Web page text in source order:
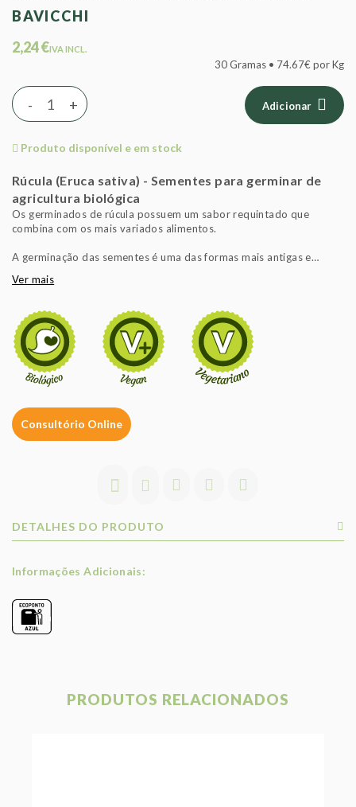
BAVICCHI
2,24 €IVA INCL.
30 Gramas • 74.67€ por Kg
+
- Adicionar
Produto disponível e em stock
Rúcula (Eruca sativa) - Sementes para germinar de
agricultura biológica
Os germinados de rúcula possuem um sabor requintado que
combina com os mais variados alimentos.
A germinação das sementes é uma das formas mais antigas e
recupera o contacto com a Natureza, que atualmente parece estar
saudáveis, pois durante o processo de germinação o valor
nutricional e de anti-oxidantes aumenta. Os rebentos da Bavicchi
estão disponíveis numa vasta gama e também num vasto sabor,
pois têm a vantagem de serem biológicos.
Ver mais
Consultório Online
DETALHES DO PRODUTO
Informações Adicionais:
PRODUTOS RELACIONADOS